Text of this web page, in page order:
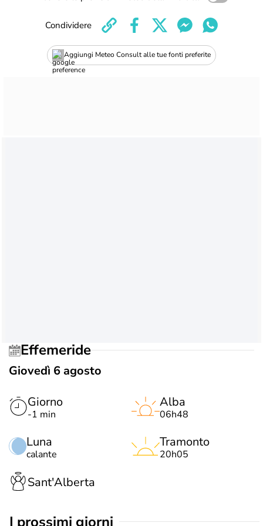
Aggiungi Meteo Consult alle tue fonti preferite
Condividere
Effemeride
Giovedì 6 agosto
Giorno
-1 min
Luna
calante
Alba
06h48
Tramonto
20h05
Sant'Alberta
i prossimi giorni